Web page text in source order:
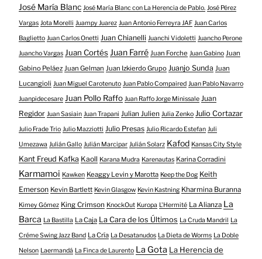
José María Blanc José María Blanc con La Herencia de Pablo. José Pérez
Vargas Jota Morelli Juampy Juarez Juan Antonio Ferreyra JAF Juan Carlos
Baglietto Juan Carlos Onetti Juan Chianelli Juanchi Vidoletti Juancho Perone
Juancho Vargas Juan Cortés Juan Farré Juan Forche Juan Gabino Juan
Gabino Peláez Juan Gelman Juan Izkierdo Grupo Juanjo Sunda Juan
Lucangioli Juan Miguel Carotenuto Juan Pablo Compaired Juan Pablo Navarro
Juanpidecesare Juan Pollo Raffo Juan Raffo Jorge Minissale Juan
Regidor Juan Sasiain Juan Trapani Julian Julien Julia Zenko Julio Cortazar
Julio Frade Trio Julio Mazziotti Julio Presas Julio Ricardo Estefan Juli
Umezawa Julián Gallo Julián Marcipar Julián Solarz Kafod Kansas City Style
Kant Freud Kafka Kaoll Karana Mudra Karenautas Karina Corradini
Karmamoi Kawken Keaggy Levin y Marotta Keep the Dog Keith
Emerson Kevin Bartlett Kevin Glasgow Kevin Kastning Kharmina Buranna
Kimey Gómez King Crimson KnockOut Kuropa L'Hermité La Alianza La
Barca La Bastilla La Caja La Cara de los Últimos La Cruda Mandril La
Créme Swing Jazz Band La Cría La Desatanudos La Dieta de Worms La Doble
Nelson Laermandá La Finca de Laurento La Gota La Herencia de